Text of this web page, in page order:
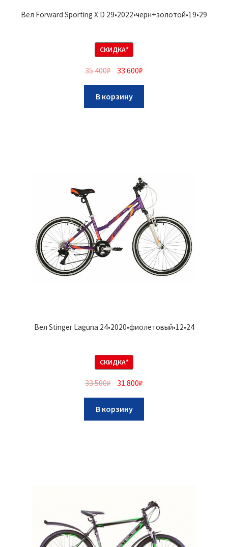
Вел Forward Sporting X D 29•2022•черн+золотой•19•29
СКИДКА*
35 400₽ 33 600₽
В корзину
Вел Stinger Laguna 24•2020•фиолетовый•12•24
СКИДКА*
33 500₽ 31 800₽
В корзину